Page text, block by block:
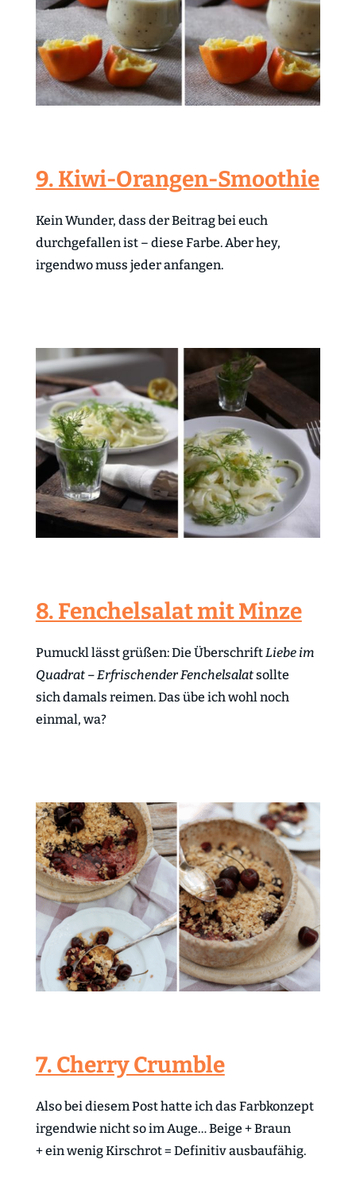
9. Kiwi-Orangen-Smoothie
Kein Wunder, dass der Beitrag bei euch
durchgefallen ist – diese Farbe. Aber hey,
irgendwo muss jeder anfangen.
8. Fenchelsalat mit Minze
Pumuckl lässt grüßen: Die Überschrift Liebe im
Quadrat – Erfrischender Fenchelsalatsollte
sich damals reimen. Das übe ich wohl noch
einmal, wa?
7. Cherry Crumble
Also bei diesem Post hatte ich das Farbkonzept
irgendwie nicht so im Auge… Beige + Braun
+ ein wenig Kirschrot = Definitiv ausbaufähig.